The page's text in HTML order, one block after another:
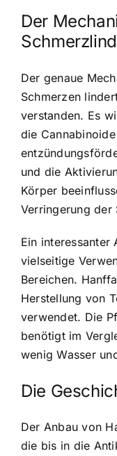
Der
Der genaue
Schmerzen
verstanden. Es
die
und die
Körper
Verringerung der
Ein interessanter
vielseitige
Bereichen.
Herstellung von
verwendet. Die
benötigt im
wenig Wasser
Die
Der Anbau von
die bis in die